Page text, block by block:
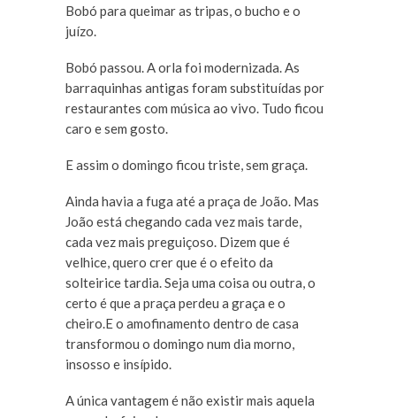
Bobó para queimar as tripas, o bucho e o
juízo.
Bobó passou. A orla foi modernizada. As
barraquinhas antigas foram substituídas por
restaurantes com música ao vivo. Tudo ficou
caro e sem gosto.
E assim o domingo ficou triste, sem graça.
Ainda havia a fuga até a praça de João. Mas
João está chegando cada vez mais tarde,
cada vez mais preguiçoso. Dizem que é
velhice, quero crer que é o efeito da
solteirice tardia. Seja uma coisa ou outra, o
certo é que a praça perdeu a graça e o
cheiro.E o amofinamento dentro de casa
transformou o domingo num dia morno,
insosso e insípido.
A única vantagem é não existir mais aquela